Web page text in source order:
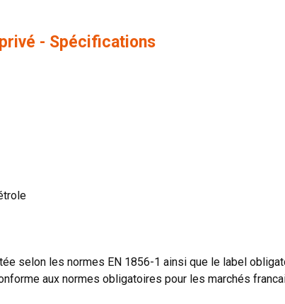
- Spécifications
selon les normes EN 1856-1 ainsi que le label
aux normes obligatoires pour les marchés